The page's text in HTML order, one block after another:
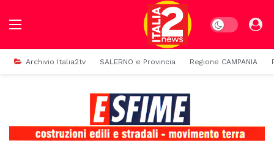
Dark mode
Archivio Italia2tv SALERNO e Provincia Regione CAMPANIA